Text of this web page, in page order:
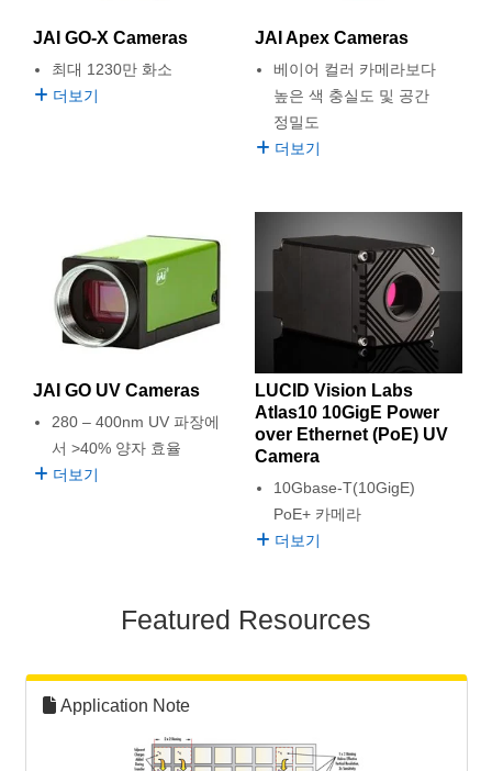
JAI GO-X Cameras
최대 1230만 화소
더보기
JAI Apex Cameras
베이어 컬러 카메라보다
높은 색 충실도 및 공간
정밀도
더보기
JAI GO UV Cameras
280 – 400nm UV 파장에
서 >40% 양자 효율
더보기
LUCID Vision Labs
Atlas10 10GigE Power
over Ethernet (PoE) UV
Camera
10Gbase-T(10GigE)
PoE+ 카메라
더보기
Featured Resources
Application Note